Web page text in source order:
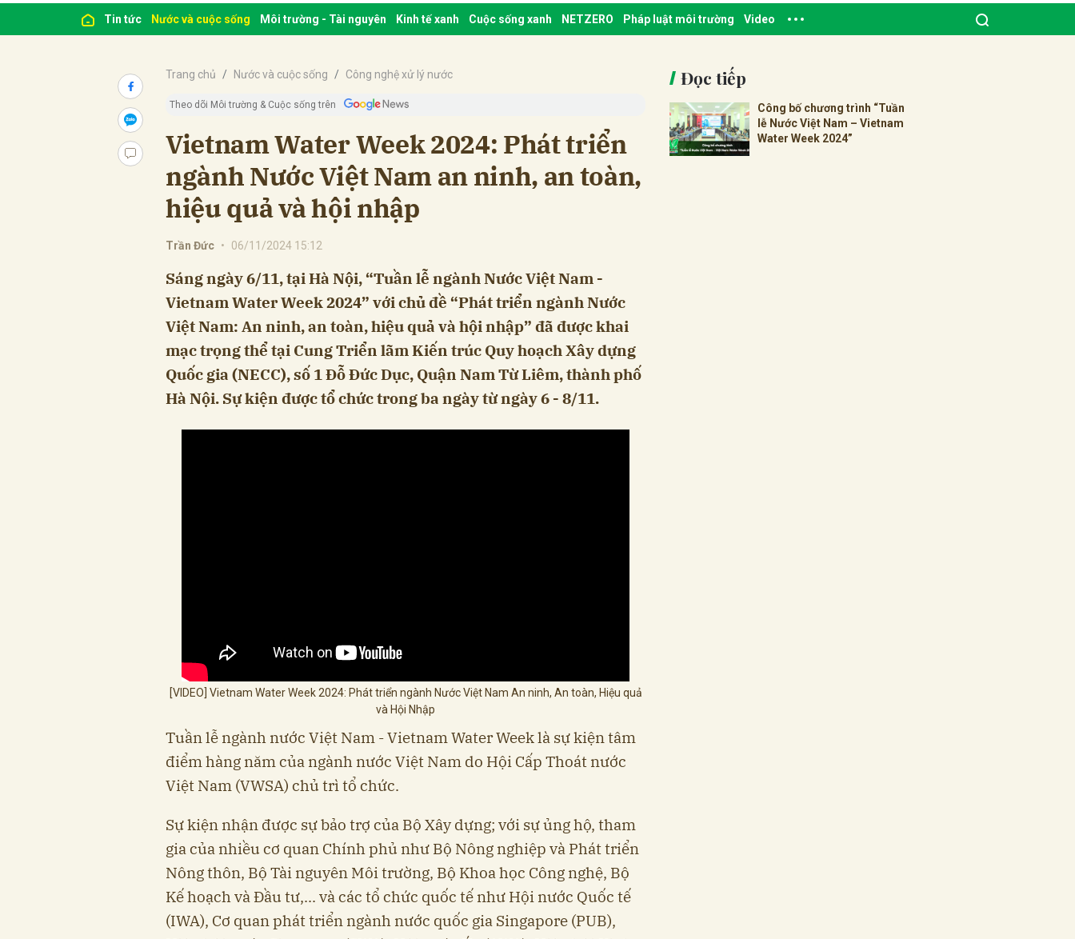
Tin tức Nước và cuộc sống Môi trường - Tài nguyên Kinh tế xanh Cuộc sống xanh NETZERO Pháp luật môi trường Video
Trang chủ Nước và cuộc sống Công nghệ xử lý nước
Theo dõi Môi trường & Cuộc sống trên
Vietnam Water Week 2024: Phát triển
ngành Nước Việt Nam an ninh, an toàn,
hiệu quả và hội nhập
Trần Đức • 06/11/2024 15:12
Sáng ngày 6/11, tại Hà Nội, “Tuần lễ ngành Nước Việt Nam -
Vietnam Water Week 2024” với chủ đề “Phát triển ngành Nước
Việt Nam: An ninh, an toàn, hiệu quả và hội nhập” đã được khai
mạc trọng thể tại Cung Triển lãm Kiến trúc Quy hoạch Xây dựng
Quốc gia (NECC), số 1 Đỗ Đức Dục, Quận Nam Từ Liêm, thành phố
Hà Nội. Sự kiện được tổ chức trong ba ngày từ ngày 6 - 8/11.
[VIDEO] Vietnam Water Week 2024: Phát triển ngành Nước Việt Nam An ninh, An toàn, Hiệu quả
và Hội Nhập
Tuần lễ ngành nước Việt Nam - Vietnam Water Week là sự kiện tâm
điểm hàng năm của ngành nước Việt Nam do Hội Cấp Thoát nước
Việt Nam (VWSA) chủ trì tổ chức.
Sự kiện nhận được sự bảo trợ của Bộ Xây dựng; với sự ủng hộ, tham
gia của nhiều cơ quan Chính phủ như Bộ Nông nghiệp và Phát triển
Nông thôn, Bộ Tài nguyên Môi trường, Bộ Khoa học Công nghệ, Bộ
Kế hoạch và Đầu tư,... và các tổ chức quốc tế như Hội nước Quốc tế
(IWA), Cơ quan phát triển ngành nước quốc gia Singapore (PUB),
Đọc tiếp
Công bố chương trình “Tuần
lễ Nước Việt Nam – Vietnam
Water Week 2024”